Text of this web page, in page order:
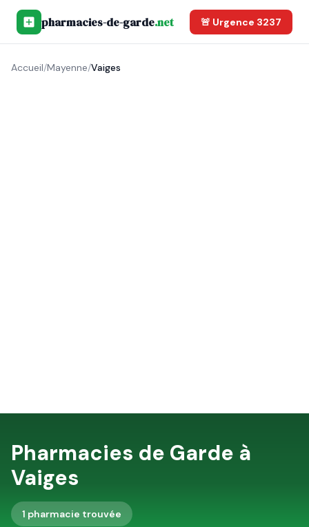
pharmacies-de-garde.net 🚨 Urgence 3237
Accueil/Mayenne/Vaiges
Pharmacies de Garde à
Vaiges
1 pharmacie trouvée